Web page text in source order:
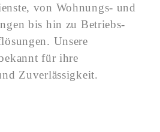
von Wohnungs- und
bis hin zu Betriebs-
Unsere
für ihre
Zuverlässigkeit.